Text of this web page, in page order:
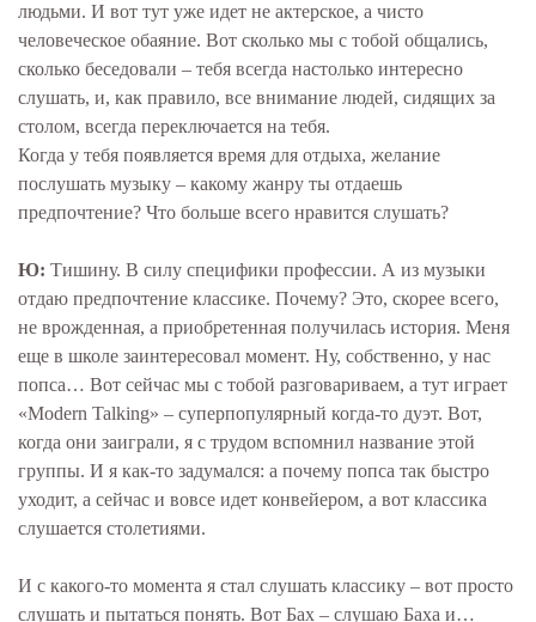
людьми. И вот тут уже идет не актерское, а чисто
человеческое обаяние. Вот сколько мы с тобой общались,
сколько беседовали – тебя всегда настолько интересно
слушать, и, как правило, все внимание людей, сидящих за
столом, всегда переключается на тебя.
Когда у тебя появляется время для отдыха, желание
послушать музыку – какому жанру ты отдаешь
предпочтение? Что больше всего нравится слушать?
Ю: Тишину. В силу специфики профессии. А из музыки
отдаю предпочтение классике. Почему? Это, скорее всего,
не врожденная, а приобретенная получилась история. Меня
еще в школе заинтересовал момент. Ну, собственно, у нас
попса… Вот сейчас мы с тобой разговариваем, а тут играет
«Modern Talking» – суперпопулярный когда-то дуэт. Вот,
когда они заиграли, я с трудом вспомнил название этой
группы. И я как-то задумался: а почему попса так быстро
уходит, а сейчас и вовсе идет конвейером, а вот классика
слушается столетиями.
И с какого-то момента я стал слушать классику – вот просто
слушать и пытаться понять. Вот Бах – слушаю Баха и…